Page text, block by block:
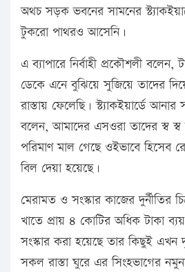
অথচ সড়ক ভবনের সামনের
টুকরো পাথরও আসেনি।
এ ব্যাপারে নির্বাহী প্রকৌশলী বলেন,
ডেকে এনে বুঝিয়ে সুজিয়ে তাদের
রাস্তায় ফেলেছি। স্ট্যাকইয়ার্ডে
বলেন, আমাদের এসওরা তাদের স্ব
পরিমাণ মাল গেছে ওইভাবে হিসেব
বিল দেয়া হয়েছে।
মেরামত ও সংস্কার কাজের দুর্নীতির
খাতে প্রায় ৪ কোটির অধিক টাকা
সংস্কার করা হয়েছে তার কিছুই এখন
সকল রাস্তা ঘুরে এর সিংহভাগের